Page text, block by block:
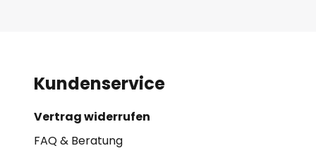
Kundenservice
Vertrag widerrufen
FAQ & Beratung